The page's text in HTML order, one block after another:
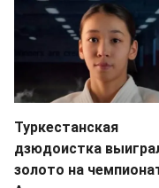
Туркестанская
дзюдоистка
золото на